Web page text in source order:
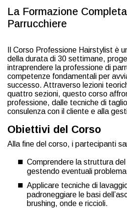
La Formazione
Parrucchiere
Il Corso Professione Hairstylist è
della durata di 30 settimane,
intraprendere la professione di
competenze fondamentali per
successo. Attraverso lezioni
quattro sezioni, questo corso
professione, dalle tecniche di
consulenza con il cliente e alla
Obiettivi del Corso
Alla fine del corso, i partecipanti
Comprendere la struttura
gestendo eventuali
Applicare tecniche di
padroneggiare le basi
brushing, onde e riccioli.